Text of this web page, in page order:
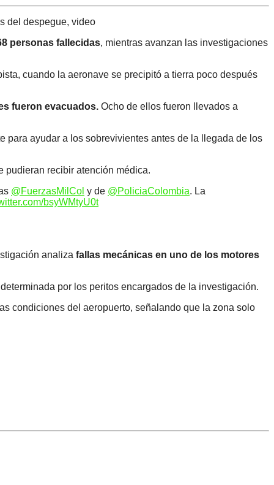
del despegue, video
personas fallecidas, mientras avanzan las investigaciones
cuando la aeronave se precipitó a tierra poco después
fueron evacuados. Ocho de ellos fueron llevados a
para ayudar a los sobrevivientes antes de la llegada de los
pudieran recibir atención médica.
@FuerzasMilCol y de @PoliciaColombia. La
bsyWMtyU0t
analiza fallas mecánicas en uno de los motores
por los peritos encargados de la investigación.
condiciones del aeropuerto, señalando que la zona solo